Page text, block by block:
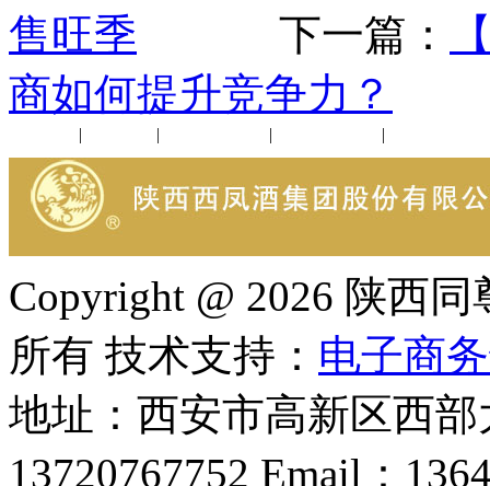
售旺季 下一篇：
商如何提升竞争力？
| | | |
Copyright @ 2026 陕西
所有 技术支持： 电子商
地址：西安市高新区西
13720767752 Email：